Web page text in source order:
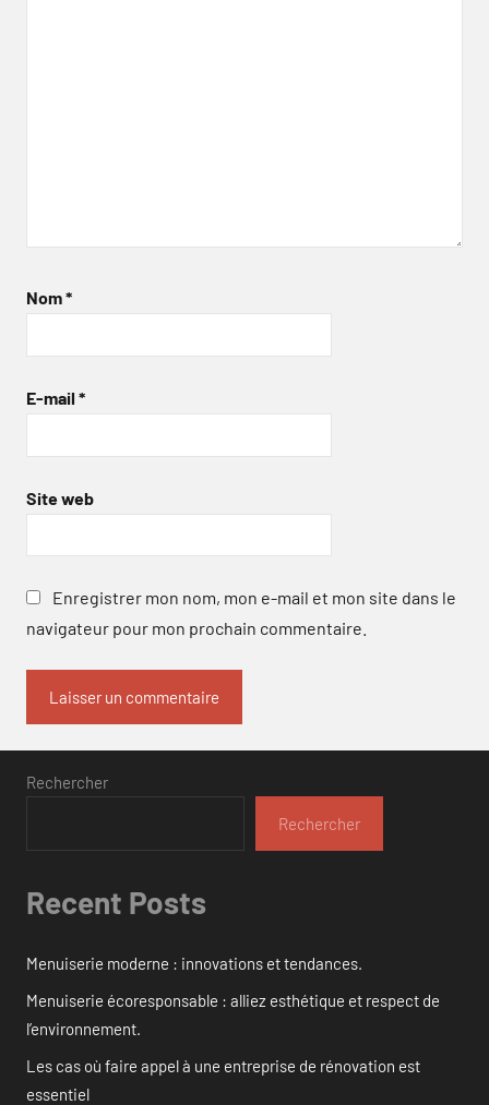
Nom*
E-mail *
Site web
Enregistrer mon nom, mon e-mail et mon site dans le
navigateur pour mon prochain commentaire.
Rechercher
Rechercher
Recent Posts
Menuiserie moderne : innovations et tendances.
Menuiserie écoresponsable : alliez esthétique et respect de
l’environnement.
Les cas où faire appel à une entreprise de rénovation est
essentiel